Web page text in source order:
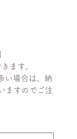
ます。
い場合は、納
ますのでご注